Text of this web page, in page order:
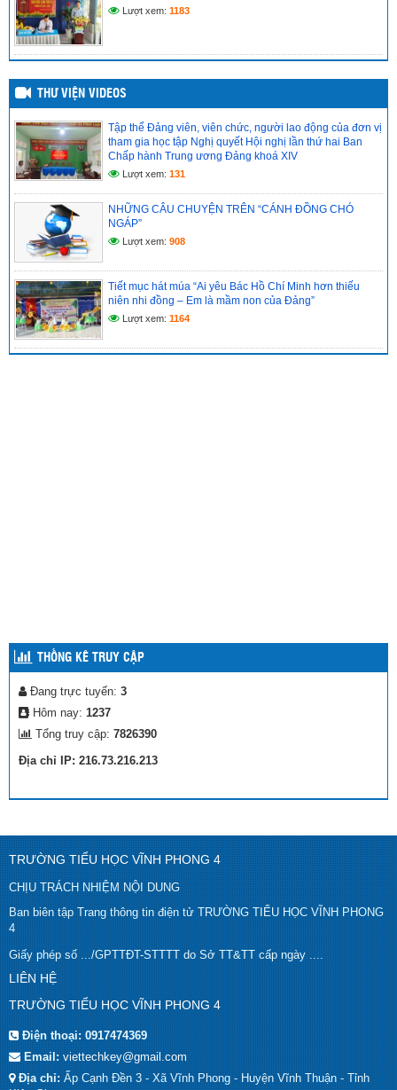
Lượt xem: 1183
THƯ VIỆN VIDEOS
Tập thể Đảng viên, viên chức, người lao động của đơn vị
tham gia học tập Nghị quyết Hội nghị lần thứ hai Ban
Chấp hành Trung ương Đảng khoá XIV
Lượt xem: 131
NHỮNG CÂU CHUYỆN TRÊN “CÁNH ĐỒNG CHÓ
NGÁP”
Lượt xem: 908
Tiết mục hát múa “Ai yêu Bác Hồ Chí Minh hơn thiếu
niên nhi đồng – Em là mầm non của Đảng”
Lượt xem: 1164
THỐNG KÊ TRUY CẬP
Đang trực tuyến: 3
Hôm nay: 1237
Tổng truy cập: 7826390
Địa chỉ IP: 216.73.216.213
TRƯỜNG TIỂU HỌC VĨNH PHONG 4
CHỊU TRÁCH NHIỆM NỘI DUNG
Ban biên tập Trang thông tin điện tử TRƯỜNG TIỂU HỌC VĨNH PHONG
4
Giấy phép số .../GPTTĐT-STTTT do Sở TT&TT cấp ngày ....
LIÊN HỆ
TRƯỜNG TIỂU HỌC VĨNH PHONG 4
Điện thoại:0917474369
Email:viettechkey@gmail.com
Địa chỉ:Ấp Cạnh Đền 3 - Xã Vĩnh Phong - Huyện Vĩnh Thuận - Tỉnh